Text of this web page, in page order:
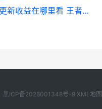
王者世界更新收益说明 更新收益在哪里看 王者荣耀更新维护到几点?
黑ICP备2026001348号-9 XML地图